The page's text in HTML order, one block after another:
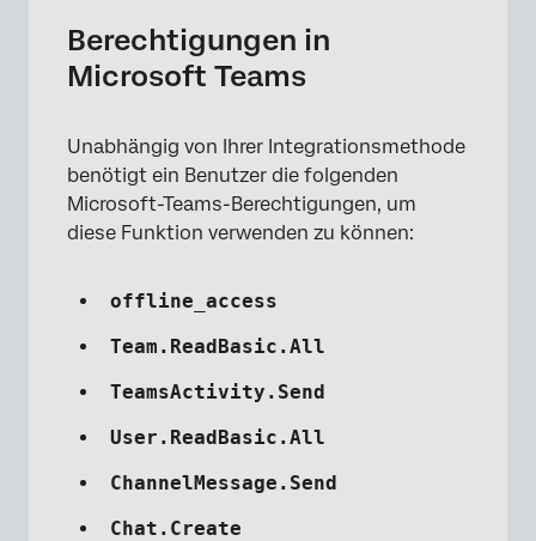
Berechtigungen in
Microsoft Teams
Unabhängig von Ihrer Integrationsmethode
benötigt ein Benutzer die folgenden
Microsoft-Teams-Berechtigungen, um
diese Funktion verwenden zu können:
offline_access
Team.ReadBasic.All
TeamsActivity.Send
User.ReadBasic.All
ChannelMessage.Send
Chat.Create